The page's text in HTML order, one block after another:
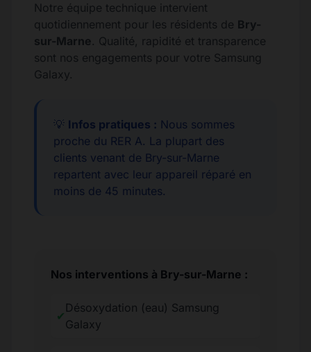
Notre équipe technique intervient
quotidiennement pour les résidents de Bry-
sur-Marne. Qualité, rapidité et transparence
sont nos engagements pour votre Samsung
Galaxy.
💡 Infos pratiques : Nous sommes
proche du RER A. La plupart des
clients venant de Bry-sur-Marne
repartent avec leur appareil réparé en
moins de 45 minutes.
Nos interventions à Bry-sur-Marne :
✔
Désoxydation (eau) Samsung
Galaxy